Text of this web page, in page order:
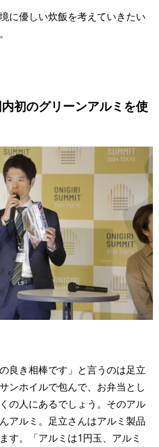
に優しい炊飯を考えていきたい
内初のグリーンアルミを使
良き相棒です」と言うのは足立
ンホイルで包んで、お弁当とし
の人にあるでしょう。そのアル
アルミ。足立さんはアルミ製品
す。「アルミは1円玉、アルミ